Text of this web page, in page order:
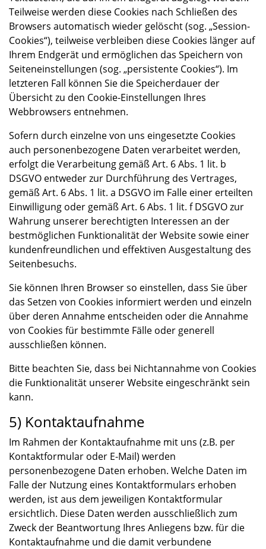
Teilweise werden diese Cookies nach Schließen des
Browsers automatisch wieder gelöscht (sog. „Session-
Cookies“), teilweise verbleiben diese Cookies länger auf
Ihrem Endgerät und ermöglichen das Speichern von
Seiteneinstellungen (sog. „persistente Cookies“). Im
letzteren Fall können Sie die Speicherdauer der
Übersicht zu den Cookie-Einstellungen Ihres
Webbrowsers entnehmen.
Sofern durch einzelne von uns eingesetzte Cookies
auch personenbezogene Daten verarbeitet werden,
erfolgt die Verarbeitung gemäß Art. 6 Abs. 1 lit. b
DSGVO entweder zur Durchführung des Vertrages,
gemäß Art. 6 Abs. 1 lit. a DSGVO im Falle einer erteilten
Einwilligung oder gemäß Art. 6 Abs. 1 lit. f DSGVO zur
Wahrung unserer berechtigten Interessen an der
bestmöglichen Funktionalität der Website sowie einer
kundenfreundlichen und effektiven Ausgestaltung des
Seitenbesuchs.
Sie können Ihren Browser so einstellen, dass Sie über
das Setzen von Cookies informiert werden und einzeln
über deren Annahme entscheiden oder die Annahme
von Cookies für bestimmte Fälle oder generell
ausschließen können.
Bitte beachten Sie, dass bei Nichtannahme von Cookies
die Funktionalität unserer Website eingeschränkt sein
kann.
5) Kontaktaufnahme
Im Rahmen der Kontaktaufnahme mit uns (z.B. per
Kontaktformular oder E-Mail) werden
personenbezogene Daten erhoben. Welche Daten im
Falle der Nutzung eines Kontaktformulars erhoben
werden, ist aus dem jeweiligen Kontaktformular
ersichtlich. Diese Daten werden ausschließlich zum
Zweck der Beantwortung Ihres Anliegens bzw. für die
Kontaktaufnahme und die damit verbundene